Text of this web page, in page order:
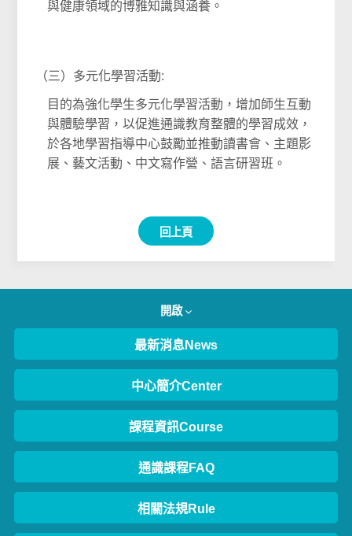
與健康領域的博雅知識與涵養。
（三）多元化學習活動:
目的為強化學生多元化學習活動，增加師生互動
與體驗學習，以促進通識教育整體的學習成效，
於各地學習指導中心鼓勵並推動讀書會、主題影
展、藝文活動、中文寫作營、語言研習班。
回上頁
開啟
最新消息News
中心簡介Center
課程資訊Course
通識課程FAQ
相關法規Rule